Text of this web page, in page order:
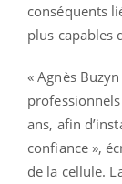
conséquents
plus capables
« Agnès
ans, afin
confiance »,
de la cellule.